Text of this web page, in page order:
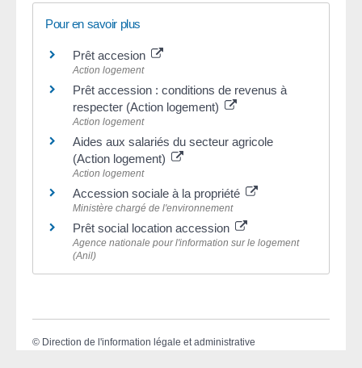
Pour en savoir plus
Prêt accesion
Action logement
Prêt accession : conditions de revenus à
respecter (Action logement)
Action logement
Aides aux salariés du secteur agricole
(Action logement)
Action logement
Accession sociale à la propriété
Ministère chargé de l'environnement
Prêt social location accession
Agence nationale pour l'information sur le logement
(Anil)
© Direction de l'information légale et administrative